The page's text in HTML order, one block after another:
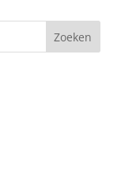
Zoeken